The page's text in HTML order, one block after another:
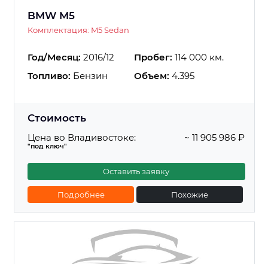
BMW M5
Комплектация: M5 Sedan
Год/Месяц: 2016/12 Пробег: 114 000 км.
Топливо: Бензин Объем: 4.395
Стоимость
Цена во Владивостоке:
"под ключ"
~ 11 905 986 ₽
Оставить заявку
Подробнее Похожие